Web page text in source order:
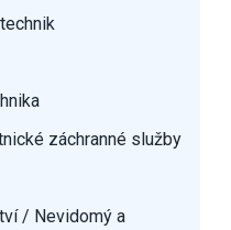
záchranné služby
/ Nevidomý a